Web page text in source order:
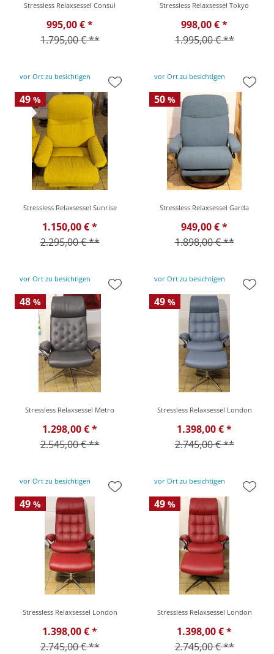
Stressless Relaxsessel Consul
995,00 € *
1.795,00 € **
Stressless Relaxsessel Tokyo
998,00 € *
1.995,00 € **
vor Ort zu besichtigen
49 %
Stressless Relaxsessel Sunrise
1.150,00 € *
2.295,00 € **
vor Ort zu besichtigen
50 %
Stressless Relaxsessel Garda
949,00 € *
1.898,00 € **
vor Ort zu besichtigen
48 %
Stressless Relaxsessel Metro
1.298,00 € *
2.545,00 € **
vor Ort zu besichtigen
49 %
Stressless Relaxsessel London
1.398,00 € *
2.745,00 € **
vor Ort zu besichtigen
49 %
Stressless Relaxsessel London
1.398,00 € *
2.745,00 € **
vor Ort zu besichtigen
49 %
Stressless Relaxsessel London
1.398,00 € *
2.745,00 € **